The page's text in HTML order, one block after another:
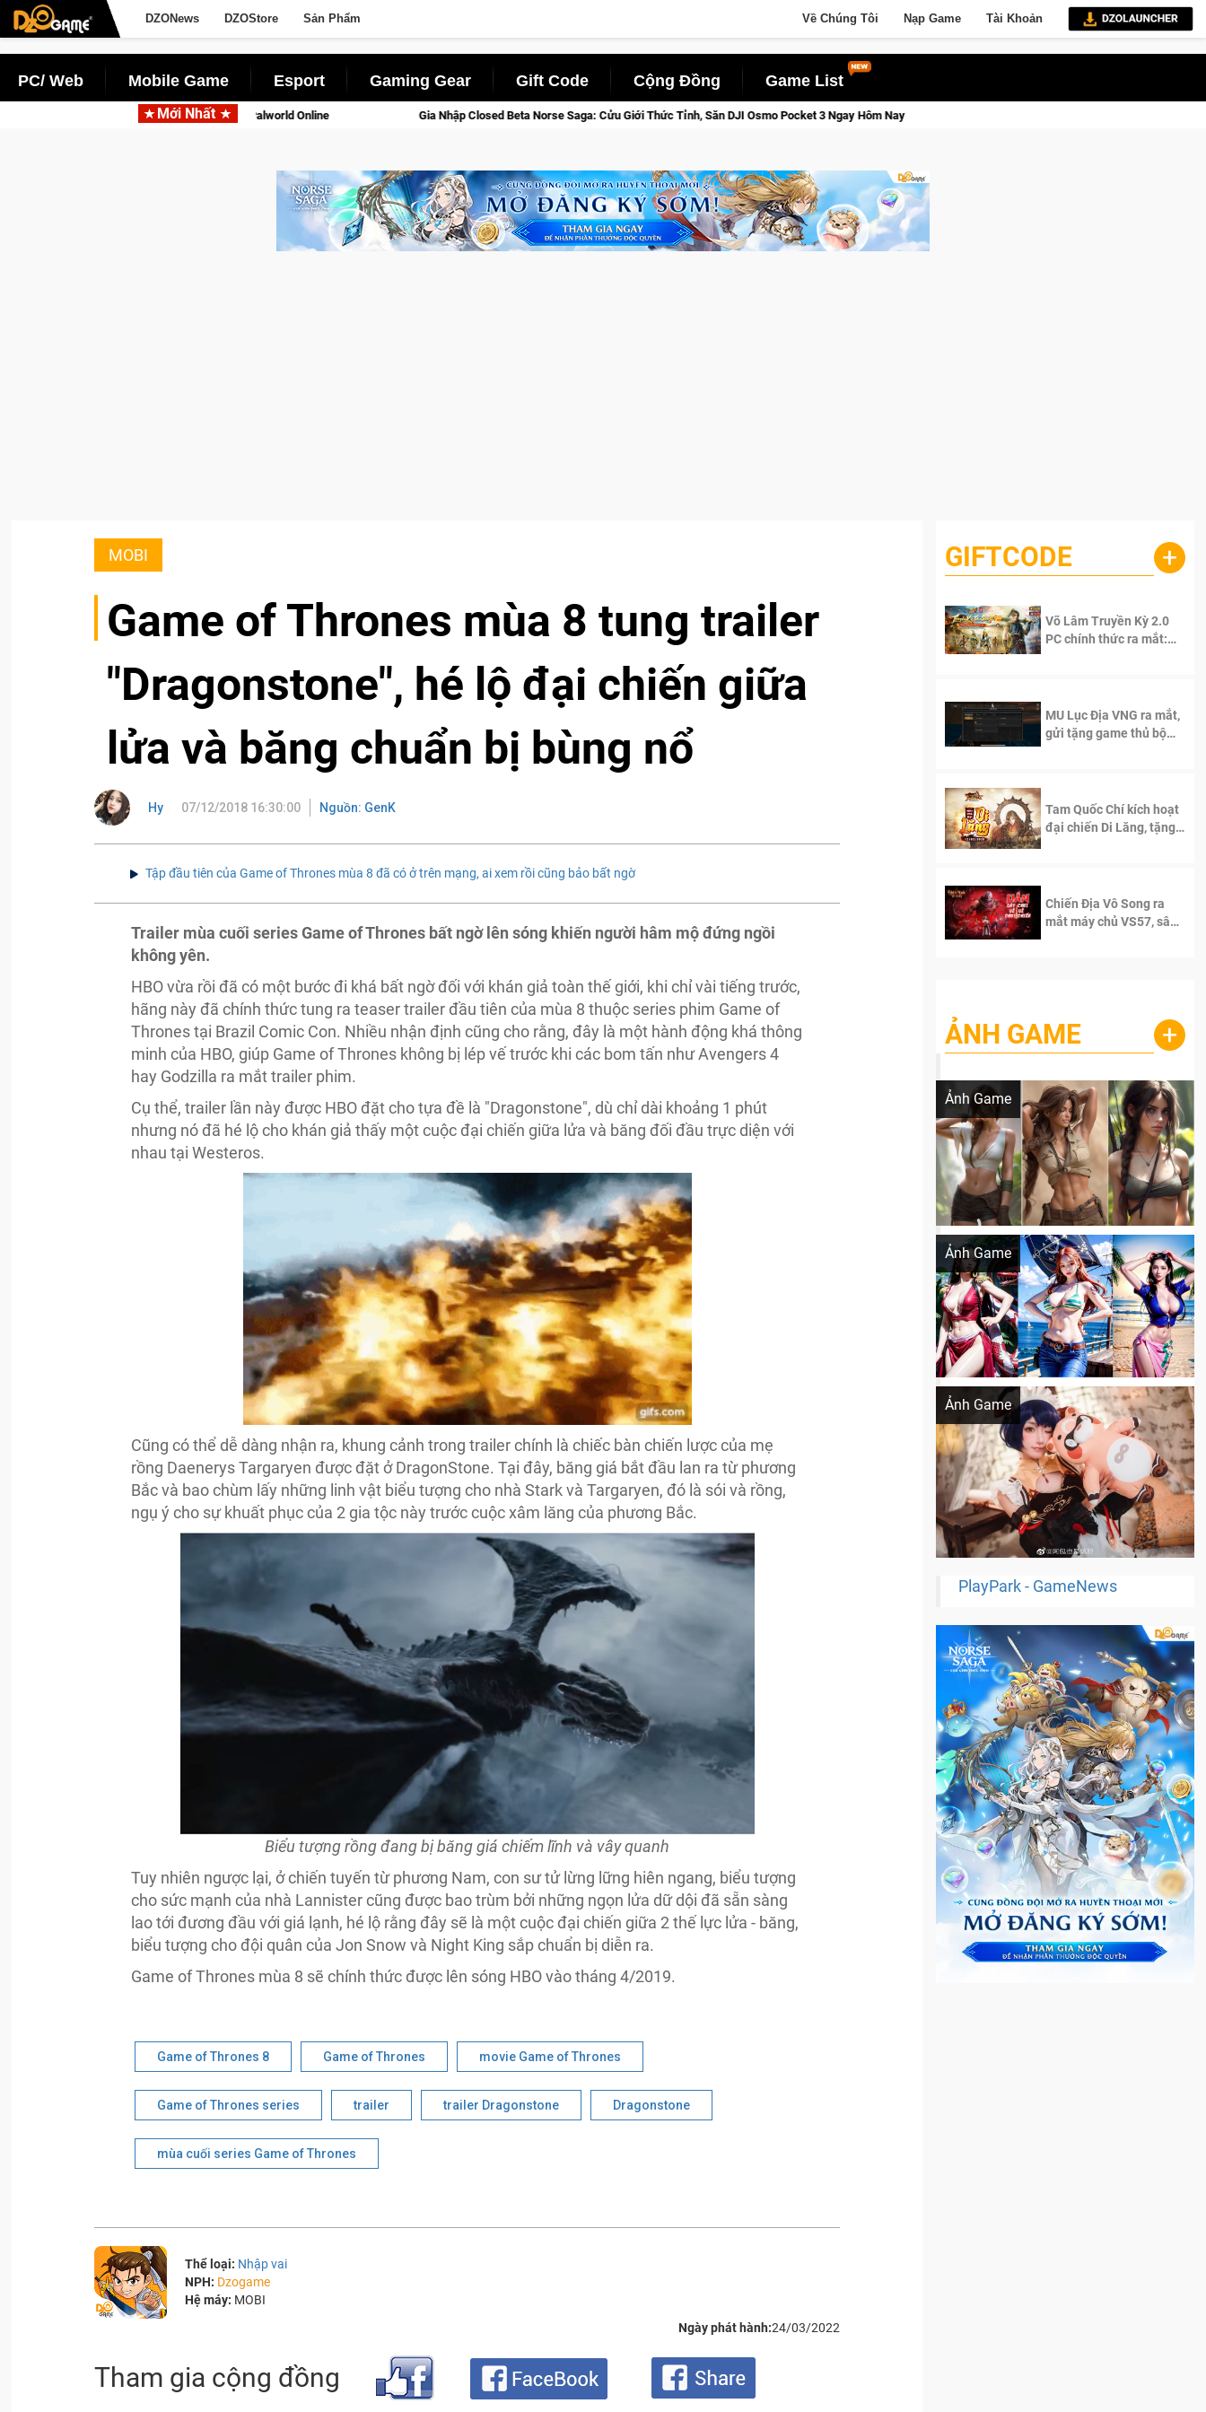
DZONews DZOStore Sản Phẩm Về Chúng Tôi Nạp Game Tài Khoản
PC/ Web Mobile Game Esport Gaming Gear Gift Code Cộng Đồng Game List
Mới Nhất
với tên gọi Palworld Online Gia Nhập Closed Beta Norse Saga: Cửu Giới Thức Tỉnh, Săn DJI Osmo Pocket 3 Ngay Hôm Nay Lineage W – Quyền lực và tài phú sẽ về tay kẻ đoạt được Vương Quyền
MOBI
Game of Thrones mùa 8 tung trailer
"Dragonstone", hé lộ đại chiến giữa
lửa và băng chuẩn bị bùng nổ
Hy 07/12/2018 16:30:00 Nguồn: GenK
Tập đầu tiên của Game of Thrones mùa 8 đã có ở trên mạng, ai xem rồi cũng bảo bất ngờ
Trailer mùa cuối series Game of Thrones bất ngờ lên sóng khiến người hâm mộ đứng ngồi
không yên.
HBO vừa rồi đã có một bước đi khá bất ngờ đối với khán giả toàn thế giới, khi chỉ vài tiếng trước,
hãng này đã chính thức tung ra teaser trailer đầu tiên của mùa 8 thuộc series phim Game of
Thrones tại Brazil Comic Con. Nhiều nhận định cũng cho rằng, đây là một hành động khá thông
minh của HBO, giúp Game of Thrones không bị lép vế trước khi các bom tấn như Avengers 4
hay Godzilla ra mắt trailer phim.
Cụ thể, trailer lần này được HBO đặt cho tựa đề là "Dragonstone", dù chỉ dài khoảng 1 phút
nhưng nó đã hé lộ cho khán giả thấy một cuộc đại chiến giữa lửa và băng đối đầu trực diện với
nhau tại Westeros.
Cũng có thể dễ dàng nhận ra, khung cảnh trong trailer chính là chiếc bàn chiến lược của mẹ
rồng Daenerys Targaryen được đặt ở DragonStone. Tại đây, băng giá bắt đầu lan ra từ phương
Bắc và bao chùm lấy những linh vật biểu tượng cho nhà Stark và Targaryen, đó là sói và rồng,
ngụ ý cho sự khuất phục của 2 gia tộc này trước cuộc xâm lăng của phương Bắc.
Biểu tượng rồng đang bị băng giá chiếm lĩnh và vây quanh
Tuy nhiên ngược lại, ở chiến tuyến từ phương Nam, con sư tử lừng lững hiên ngang, biểu tượng
cho sức mạnh của nhà Lannister cũng được bao trùm bởi những ngọn lửa dữ dội đã sẵn sàng
lao tới đương đầu với giá lạnh, hé lộ rằng đây sẽ là một cuộc đại chiến giữa 2 thế lực lửa - băng,
biểu tượng cho đội quân của Jon Snow và Night King sắp chuẩn bị diễn ra.
Game of Thrones mùa 8 sẽ chính thức được lên sóng HBO vào tháng 4/2019.
Game of Thrones 8 Game of Thrones movie Game of Thrones
Game of Thrones series trailer trailer Dragonstone Dragonstone
mùa cuối series Game of Thrones
Thể loại: Nhập vai
NPH: Dzogame
Hệ máy: MOBI
Ngày phát hành:24/03/2022
Tham gia cộng đồng
GIFTCODE +
Võ Lâm Truyền Kỳ 2.0
PC chính thức ra mắt:
MU Lục Địa VNG ra mắt,
gửi tặng game thủ bộ
Tam Quốc Chí kích hoạt
đại chiến Di Lăng, tặng
Chiến Địa Vô Song ra
mắt máy chủ VS57, sân
ẢNH GAME +
Ảnh Game
Lala Croft vừa nóng vừa xinh dưới nét vẽ
Ảnh Game
Khi AI Cosplay gái đẹp One Piece
Ảnh Game
Cosplay Xiangling siêu cute
PlayPark - GameNews